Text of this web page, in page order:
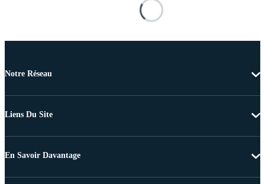
Notre Réseau
Liens Du Site
En Savoir Davantage